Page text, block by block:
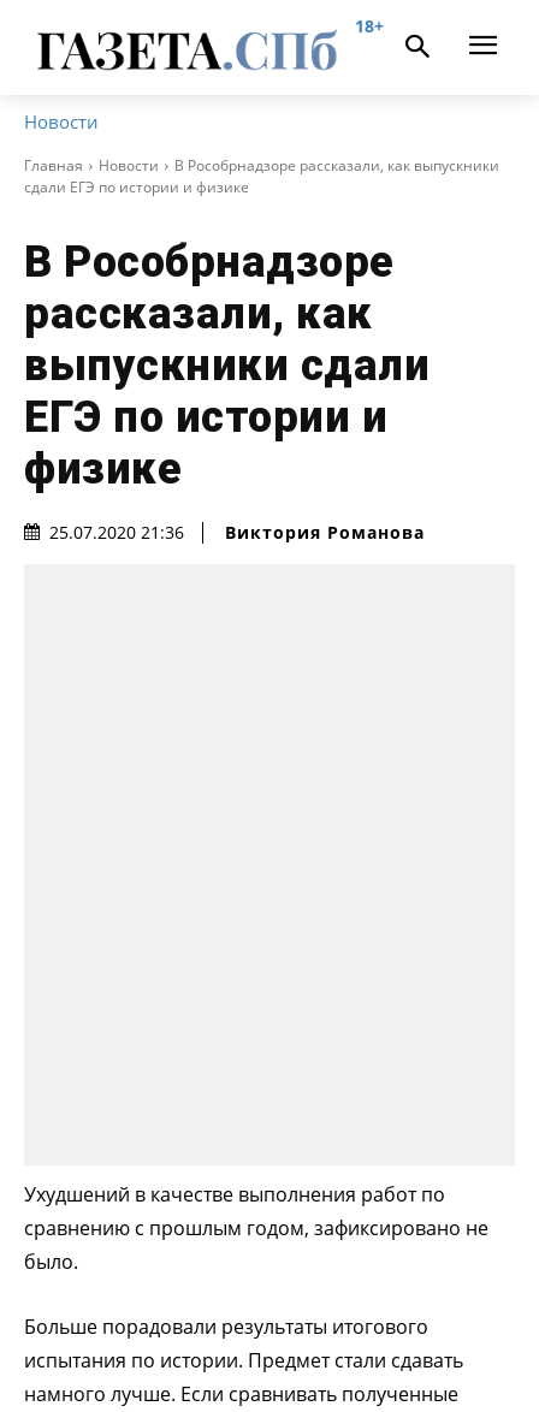
18+
Новости
Главная Новости
В Рособрнадзоре рассказали, как выпускники
сдали ЕГЭ по истории и физике
В Рособрнадзоре
рассказали, как
выпускники сдали
ЕГЭ по истории и
физике
25.07.2020 21:36 Виктория Романова
Ухудшений в качестве выполнения работ по
сравнению с прошлым годом, зафиксировано не
было.
Больше порадовали результаты итогового
испытания по истории. Предмет стали сдавать
намного лучше. Если сравнивать полученные